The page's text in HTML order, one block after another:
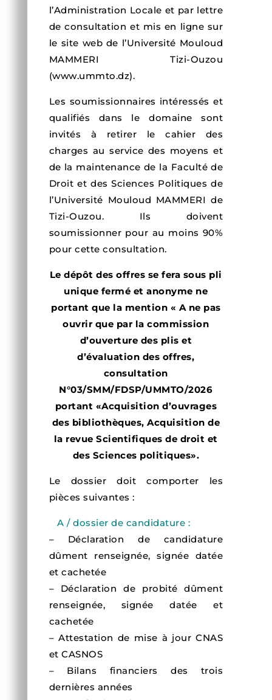
l’Administration Locale et par lettre
de consultation et mis en ligne sur
le site web de l’Université Mouloud
MAMMERI Tizi-Ouzou
(www.ummto.dz).
Les soumissionnaires intéressés et
qualifiés dans le domaine sont
invités à retirer le cahier des
charges au service des moyens et
de la maintenance de la Faculté de
Droit et des Sciences Politiques de
l’Université Mouloud MAMMERI de
Tizi-Ouzou. Ils doivent
soumissionner pour au moins 90%
pour cette consultation.
Le dépôt des offres se fera sous pli
unique fermé et anonyme ne
portant que la mention « A ne pas
ouvrir que par la commission
d’ouverture des plis et
d’évaluation des offres,
consultation
N°03/SMM/FDSP/UMMTO/2026
portant «Acquisition d’ouvrages
des bibliothèques, Acquisition de
la revue Scientifiques de droit et
des Sciences politiques».
Le dossier doit comporter les
pièces suivantes :
A / dossier de candidature :
– Déclaration de candidature
dûment renseignée, signée datée
et cachetée
– Déclaration de probité dûment
renseignée, signée datée et
cachetée
– Attestation de mise à jour CNAS
et CASNOS
– Bilans financiers des trois
dernières années